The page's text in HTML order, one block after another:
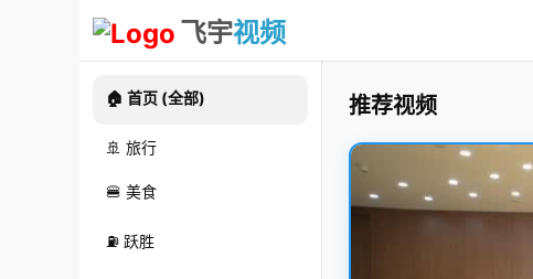
飞宇视频
🏠 首页 (全部)
🚢 旅行
🍔 美食
⛽ 跃胜
推荐视频